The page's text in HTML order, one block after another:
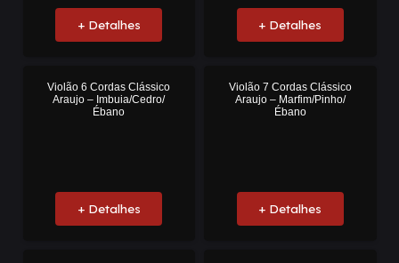
+ Detalhes + Detalhes
Violão 6 Cordas Clássico
Araujo – Imbuia/Cedro/
Ébano
+ Detalhes
Violão 7 Cordas Clássico
Araujo – Marfim/Pinho/
Ébano
+ Detalhes